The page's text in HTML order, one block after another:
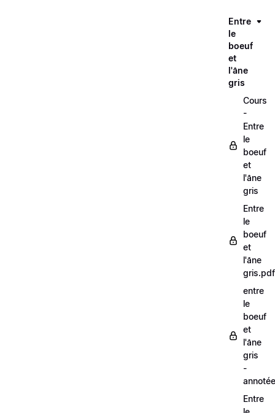
Entre
le
boeuf
et
l'âne
gris
Cours
-
Entre
le
boeuf
et
l'âne
gris
Entre
le
boeuf
et
l'âne
gris.pdf
entre
le
boeuf
et
l'âne
gris
-
Entre